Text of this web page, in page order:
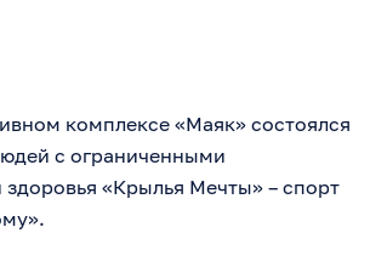
комплексе «Маяк» состоялся
с ограниченными
«Крылья Мечты» – спорт